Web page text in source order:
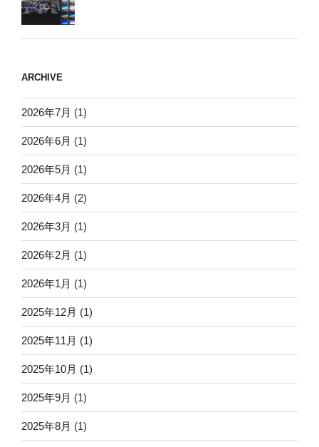
ARCHIVE
2026年7月 (1)
2026年6月 (1)
2026年5月 (1)
2026年4月 (2)
2026年3月 (1)
2026年2月 (1)
2026年1月 (1)
2025年12月 (1)
2025年11月 (1)
2025年10月 (1)
2025年9月 (1)
2025年8月 (1)